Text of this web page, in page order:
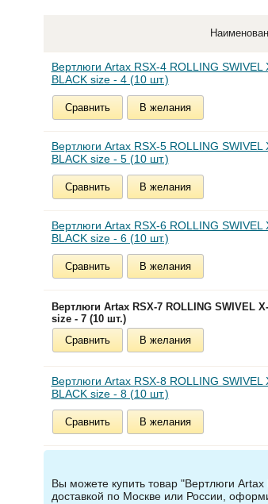
Вертлюги Artax RSX-4 ROLLING SWIVEL
BLACK size - 4 (10 шт.)
Сравнить В желания
Вертлюги Artax RSX-5 ROLLING SWIVEL
BLACK size - 5 (10 шт.)
Сравнить В желания
Вертлюги Artax RSX-6 ROLLING SWIVEL
BLACK size - 6 (10 шт.)
Сравнить В желания
Вертлюги Artax RSX-7 ROLLING SWIVEL
size - 7 (10 шт.)
Сравнить
В желания
Вертлюги Artax RSX-8 ROLLING SWIVEL
BLACK size - 8 (10 шт.)
Сравнить В желания
Вы можете купить товар "Вертлюги
доставкой по Москве или России,